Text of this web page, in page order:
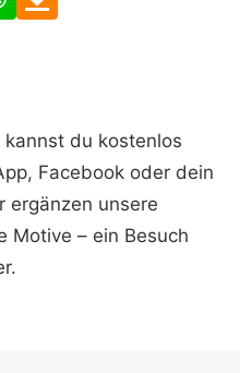
du kostenlos
Facebook oder dein
ergänzen unsere
Motive – ein Besuch